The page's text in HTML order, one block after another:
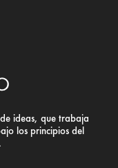
ideas, que trabaja
los principios del